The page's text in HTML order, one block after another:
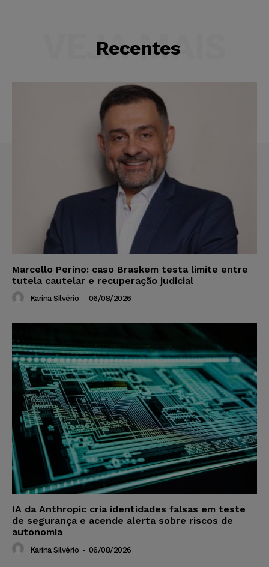
Recentes
VEJA MAIS
Marcello Perino: caso Braskem testa limite entre
tutela cautelar e recuperação judicial
Karina Silvério - 06/08/2026
IA da Anthropic cria identidades falsas em teste
de segurança e acende alerta sobre riscos de
autonomia
Karina Silvério - 06/08/2026